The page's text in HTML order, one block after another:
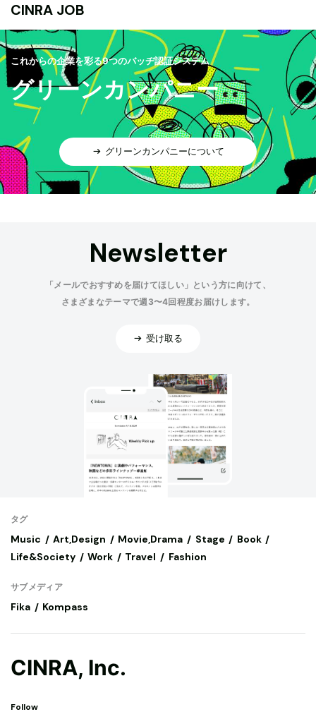
CINRA JOB
これからの企業を彩る9つのバッヂ認証システム
グリーンカンパニー
グリーンカンパニーについて
Newsletter
「メールでおすすめを届けてほしい」という方に向けて、
さまざまなテーマで週3〜4回程度お届けします。
受け取る
タグ
Music Art,Design Movie,Drama Stage
Book
Life&Society
Work Travel Fashion
サブメディア
Fika Kompass
CINRA, Inc.
Follow